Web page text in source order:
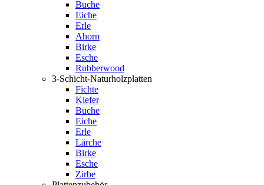
Buche
Eiche
Erle
Ahorn
Birke
Esche
Rubberwood
3-Schicht-Naturholzplatten
Fichte
Kiefer
Buche
Eiche
Erle
Lärche
Birke
Esche
Zirbe